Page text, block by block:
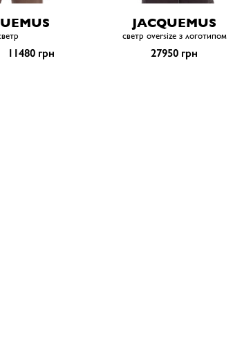
11480 грн
JACQUEMUS
светр oversize з логотипом
27950 грн